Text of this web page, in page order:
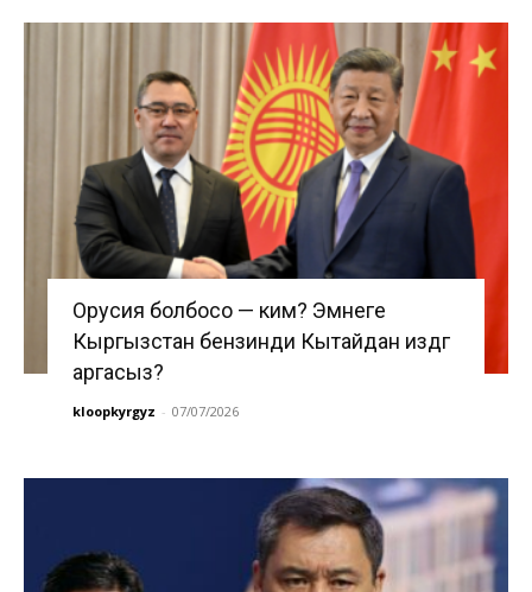
Орусия болбосо — ким? Эмнеге
Кыргызстан бензинди Кытайдан издөөгө
аргасыз?
kloopkyrgyz - 07/07/2026